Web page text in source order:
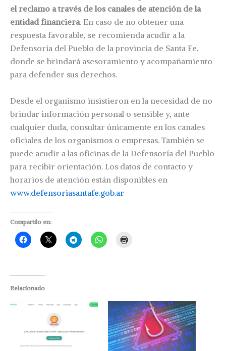
el reclamo a través de los canales de atención de la
entidad financiera. En caso de no obtener una
respuesta favorable, se recomienda acudir a la
Defensoría del Pueblo de la provincia de Santa Fe,
donde se brindará asesoramiento y acompañamiento
para defender sus derechos.
Desde el organismo insistieron en la necesidad de no
brindar información personal o sensible y, ante
cualquier duda, consultar únicamente en los canales
oficiales de los organismos o empresas. También se
puede acudir a las oficinas de la Defensoría del Pueblo
para recibir orientación. Los datos de contacto y
horarios de atención están disponibles en
www.defensoriasantafe.gob.ar
Compartilo en:
Relacionado